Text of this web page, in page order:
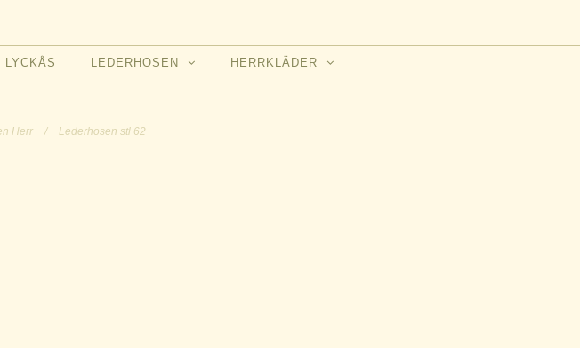
LYCKÅS LEDERHOSEN HERRKLÄDER
Herr / Lederhosen stl 62